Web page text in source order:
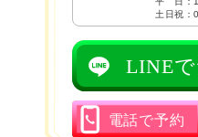
土日祝
LINE
電話で予約